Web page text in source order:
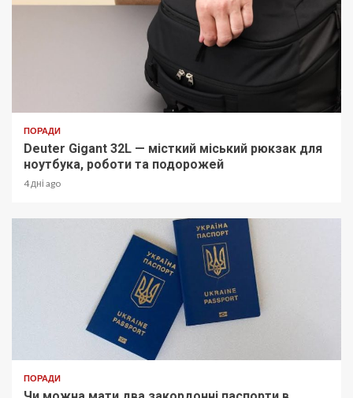
ПОРАДИ
Deuter Gigant 32L — місткий міський рюкзак для
ноутбука, роботи та подорожей
4 дні ago
ПОРАДИ